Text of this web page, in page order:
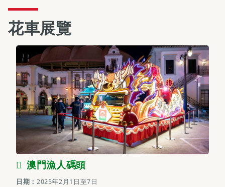
花車展覽
澳門漁人碼頭
日期： 2025年2月1日至7日